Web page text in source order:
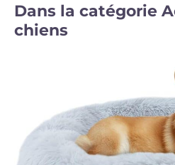
Dans la catégorie
chiens